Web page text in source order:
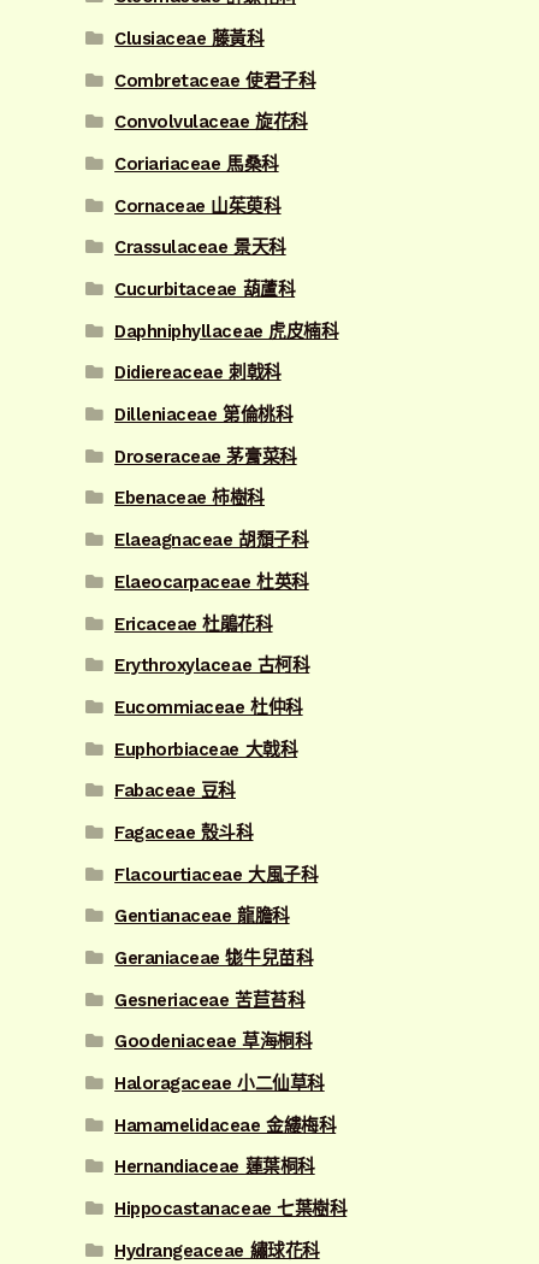
Clusiaceae 藤黃科
Combretaceae 使君子科
Convolvulaceae 旋花科
Coriariaceae 馬桑科
Cornaceae 山茱萸科
Crassulaceae 景天科
Cucurbitaceae 葫蘆科
Daphniphyllaceae 虎皮楠科
Didiereaceae 刺戟科
Dilleniaceae 第倫桃科
Droseraceae 茅膏菜科
Ebenaceae 柿樹科
Elaeagnaceae 胡頹子科
Elaeocarpaceae 杜英科
Ericaceae 杜鵑花科
Erythroxylaceae 古柯科
Eucommiaceae 杜仲科
Euphorbiaceae 大戟科
Fabaceae 豆科
Fagaceae 殼斗科
Flacourtiaceae 大風子科
Gentianaceae 龍膽科
Geraniaceae 牻牛兒苗科
Gesneriaceae 苦苣苔科
Goodeniaceae 草海桐科
Haloragaceae 小二仙草科
Hamamelidaceae 金縷梅科
Hernandiaceae 蓮葉桐科
Hippocastanaceae 七葉樹科
Hydrangeaceae 繡球花科